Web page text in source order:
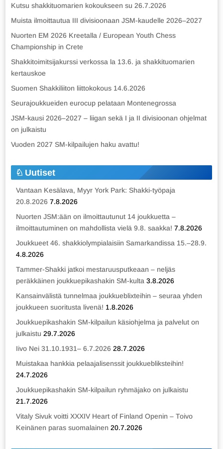
Kutsu shakkituomarien kokoukseen su 26.7.2026
Muista ilmoittautua III divisioonaan JSM-kaudelle 2026–2027
Nuorten EM 2026 Kreetalla / European Youth Chess
Championship in Crete
Shakkitoimitsijakurssi verkossa la 13.6. ja shakkituomarien
kertauskoe
Suomen Shakkiliiton liittokokous 14.6.2026
Seurajoukkueiden eurocup pelataan Montenegrossa
JSM-kausi 2026–2027 – liigan sekä I ja II divisioonan ohjelmat
on julkaistu
Vuoden 2027 SM-kilpailujen haku avattu!
Uutiset
Vantaan Kesälava, Myyr York Park: Shakki-työpaja
20.8.2026 7.8.2026
Nuorten JSM:ään on ilmoittautunut 14 joukkuetta –
ilmoittautuminen on mahdollista vielä 9.8. saakka! 7.8.2026
Joukkueet 46. shakkiolympialaisiin Samarkandissa 15.–28.9.
4.8.2026
Tammer-Shakki jatkoi mestaruusputkeaan – neljäs
peräkkäinen joukkuepikashakin SM-kulta 3.8.2026
Kansainvälistä tunnelmaa joukkueblixteihin – seuraa yhden
joukkueen suoritusta livenä! 1.8.2026
Joukkuepikashakin SM-kilpailun käsiohjelma ja palvelut on
julkaistu 29.7.2026
Iivo Nei 31.10.1931– 6.7.2026 28.7.2026
Muistakaa hankkia pelaajalisenssit joukkuebliksteihin!
24.7.2026
Joukkuepikashakin SM-kilpailun ryhmäjako on julkaistu
21.7.2026
Vitaly Sivuk voitti XXXIV Heart of Finland Openin – Toivo
Keinänen paras suomalainen 20.7.2026